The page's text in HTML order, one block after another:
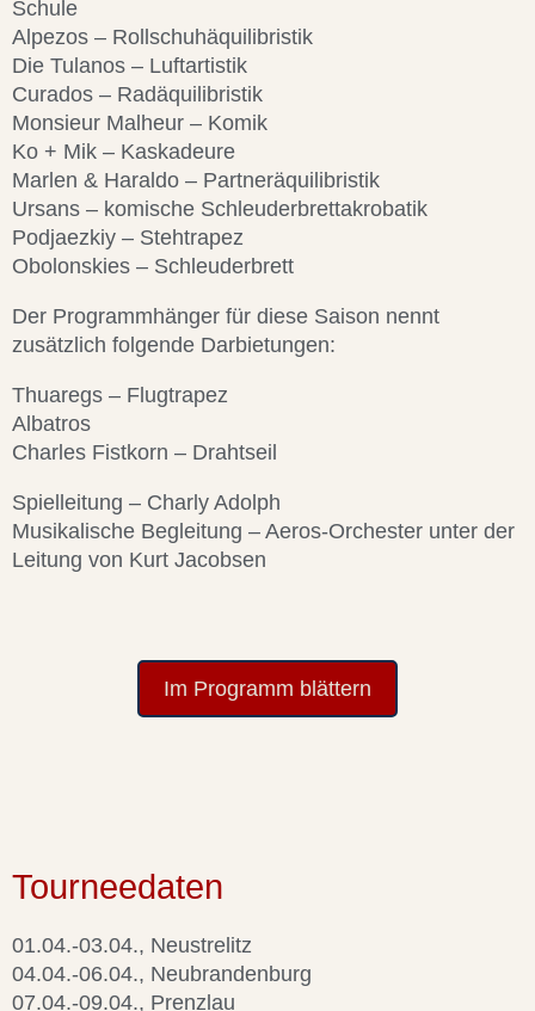
Schule
Alpezos – Rollschuhäquilibristik
Die Tulanos – Luftartistik
Curados – Radäquilibristik
Monsieur Malheur – Komik
Ko + Mik – Kaskadeure
Marlen & Haraldo – Partneräquilibristik
Ursans – komische Schleuderbrettakrobatik
Podjaezkiy – Stehtrapez
Obolonskies – Schleuderbrett
Der Programmhänger für diese Saison nennt
zusätzlich folgende Darbietungen:
Thuaregs – Flugtrapez
Albatros
Charles Fistkorn – Drahtseil
Spielleitung – Charly Adolph
Musikalische Begleitung – Aeros-Orchester unter der
Leitung von Kurt Jacobsen
Im Programm blättern
Tourneedaten
01.04.-03.04., Neustrelitz
04.04.-06.04., Neubrandenburg
07.04.-09.04., Prenzlau